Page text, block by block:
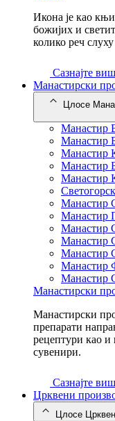
Икона је као
божијих и
колико реч
Сазнајте
Манастирски
Цлосе
Манастир
Манастир
Манастир
Манастир
Манастир
Манастир
Манастир
Манастир
Манастир
Манастир
Манастир
Манастир
Манастирски
Манастирски
препарати
рецептури као и
сувенири.
Сазнајте
Црквени
Цлосе